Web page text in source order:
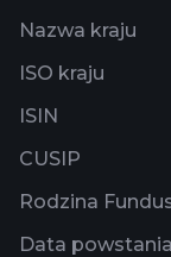
Nazwa kraju
ISO kraju
ISIN
CUSIP
Rodzina
Data powstania